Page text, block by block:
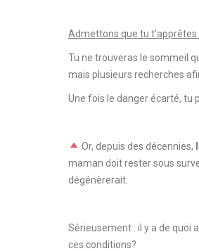
Admettons que tu t’apprêtes
Tu ne trouveras le sommeil
mais plusieurs recherches
Une fois le danger écarté, tu
Or, depuis des décennies,
maman doit rester sous
dégénèrerait.
Sérieusement : il y a de quoi
ces conditions?